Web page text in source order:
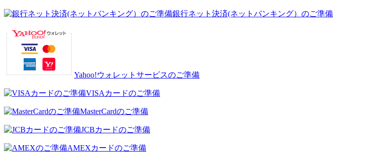
銀行ネット決済(ネットバンキング）のご準備
Yahoo!ウォレットサービスのご準備
VISAカードのご準備
MasterCardのご準備
JCBカードのご準備
AMEXカードのご準備